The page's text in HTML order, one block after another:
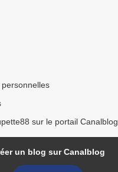
sur le portail Canalblog
un blog sur Canalblog